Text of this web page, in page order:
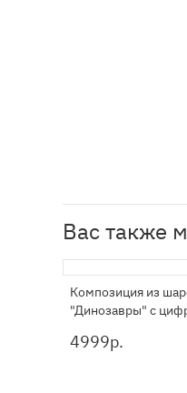
Вас также
Композиция из
"Динозавры" с
4999р.